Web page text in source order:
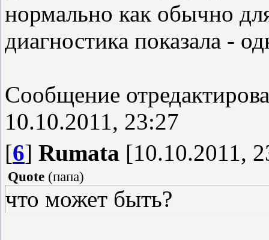
нормально как обычно
диагностика показала -
Сообщение
10.10.2011, 23:27
[6] Rumata [10.10.2011,
Quote (папа)
что может быть?